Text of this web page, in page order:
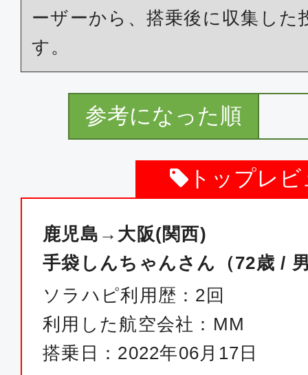
ーザーから、搭乗後に収集した
す。
参考になった順
トップレビ
鹿児島→大阪(関西)
手袋しんちゃんさん（72歳 /
ソラハピ利用歴：2回
利用した航空会社：MM
搭乗日：2022年06月17日